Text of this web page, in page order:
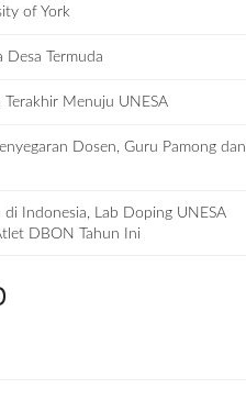
of York
Desa Termuda
Terakhir Menuju UNESA
Dosen, Guru Pamong dan
Indonesia, Lab Doping UNESA
DBON Tahun Ini